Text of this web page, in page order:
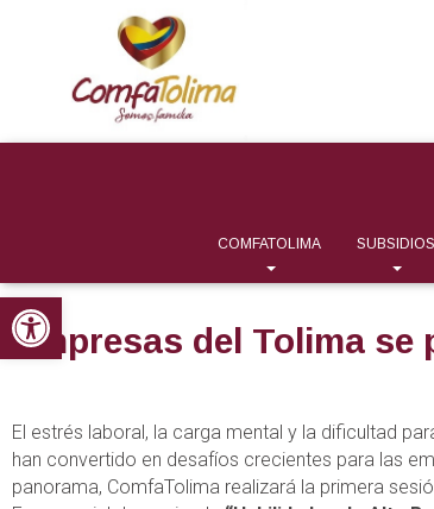
Abrir barra de
COMFATOLIMA SUBSIDIOS
Empresas del Tolima
El estrés laboral, la carga mental y la dificultad
han convertido en desafíos crecientes para las
panorama, ComfaTolima realizará la primera